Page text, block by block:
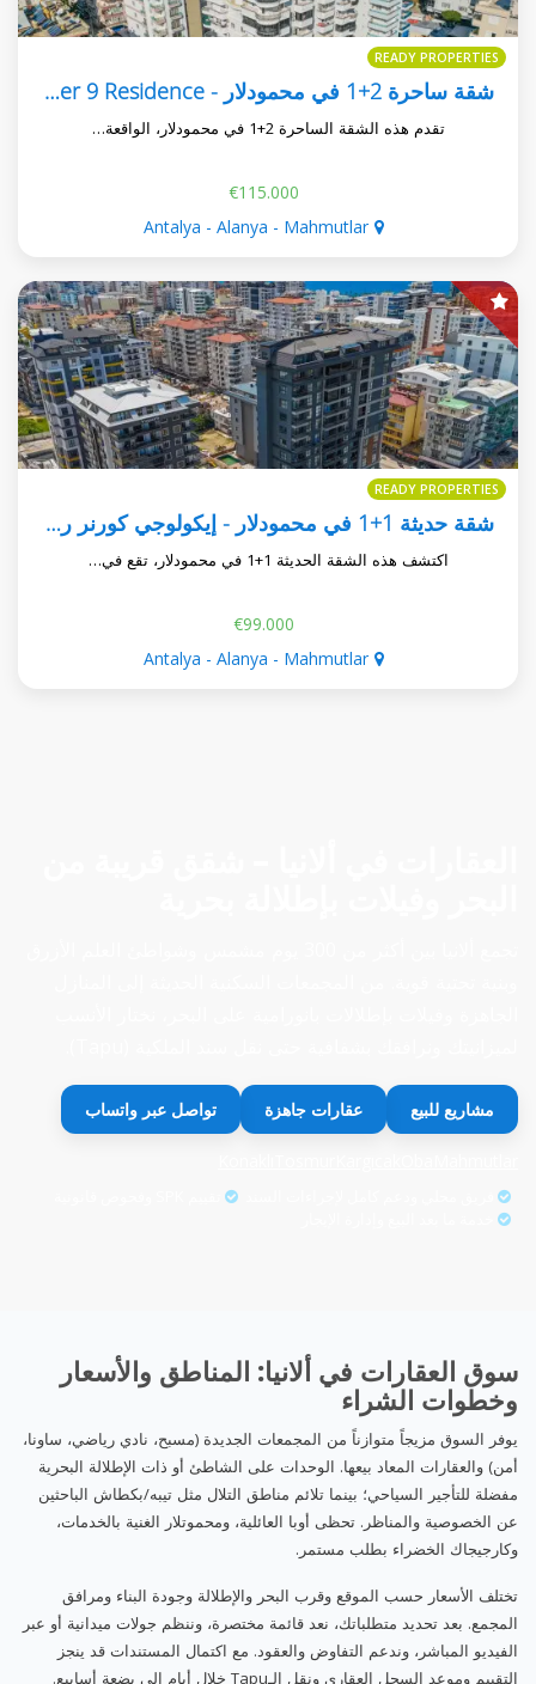
READY PROPERTIES
شقة ساحرة 2+1 في محمودلار - Cebeciler 9 Residence
تقدم هذه الشقة الساحرة 2+1 في محمودلار، الواقعة…
€115.000
Antalya - Alanya - Mahmutlar
READY PROPERTIES
شقة حديثة 1+1 في محمودلار - إيكولوجي كورنر ريزيدنس
اكتشف هذه الشقة الحديثة 1+1 في محمودلار، تقع في…
€99.000
Antalya - Alanya - Mahmutlar
مشاريع للبيع عقارات جاهزة تواصل عبر واتساب
سوق العقارات في ألانيا: المناطق والأسعار
وخطوات الشراء
يوفر السوق مزيجاً متوازناً من المجمعات الجديدة (مسبح، نادي رياضي، ساونا،
أمن) والعقارات المعاد بيعها. الوحدات على الشاطئ أو ذات الإطلالة البحرية
مفضلة للتأجير السياحي؛ بينما تلائم مناطق التلال مثل تيبه/بكطاش الباحثين
عن الخصوصية والمناظر. تحظى أوبا العائلية، ومحموتلار الغنية بالخدمات،
وكارجيجاك الخضراء بطلب مستمر.
تختلف الأسعار حسب الموقع وقرب البحر والإطلالة وجودة البناء ومرافق
المجمع. بعد تحديد متطلباتك، نعد قائمة مختصرة، وننظم جولات ميدانية أو عبر
الفيديو المباشر، وندعم التفاوض والعقود. مع اكتمال المستندات قد ينجز
التقييم وموعد السجل العقاري ونقل الـTapu خلال أيام إلى بضعة أسابيع.